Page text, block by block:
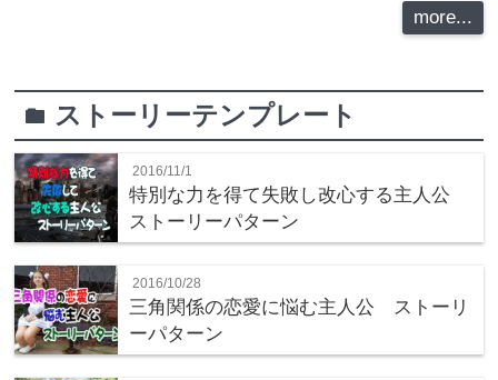
more...
folder ストーリーテンプレート
2016/11/1
特別な力を得て失敗し改心する主人公
ストーリーパターン
2016/10/28
三角関係の恋愛に悩む主人公 ストーリ
ーパターン